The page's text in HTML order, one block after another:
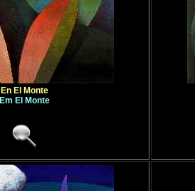
En El Monte
Em El Monte